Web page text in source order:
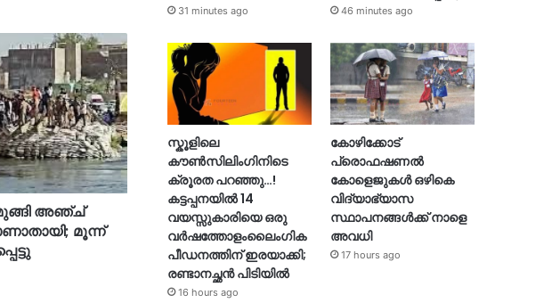
അഞ്ച്
മൂന്ന്
31 minutes ago 46 minutes ago
സ്കൂളിലെ
കൗൺസിലിംഗിനിടെ
ക്രൂരത പറഞ്ഞു…!
കട്ടപ്പനയിൽ 14
വയസ്സുകാരിയെ ഒരു
വർഷത്തോളംലൈംഗിക
പീഡനത്തിന് ഇരയാക്കി;
രണ്ടാനച്ഛൻ പിടിയിൽ
16 hours ago
കോഴിക്കോട്
പ്രൊഫഷണൽ
കോളെജുകൾ ഒഴികെ
വിദ്യാഭ്യാസ
സ്ഥാപനങ്ങൾക്ക് നാളെ
അവധി
17 hours ago